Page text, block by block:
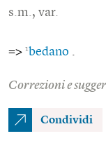
s.m., var.
=> 1bedano
Correzioni e
Condividi